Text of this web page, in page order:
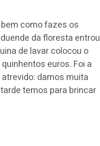
como fazes os
da floresta entrou
de lavar colocou o
euros. Foi a
damos muita
temos para brincar